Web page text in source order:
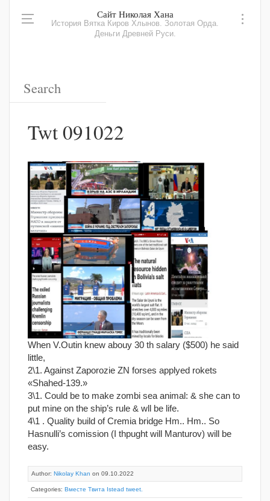
Сайт Николая Хана
История Вятка Киров Хлынов. Золотая Орда.
Деньги Древней Руси.
Twt 091022
When V.Outin knew abouy 30 th salary ($500) he said
little,
2\1. Against Zaporozie ZN forses applyed rokets
«Shahed-139.»
3\1. Could be to make zombi sea animal: & she can to
put mine on the ship’s rule & wll be life.
4\1 . Quality build of Cremia bridge Hm.. Hm.. So
Hasnulli’s comission (I thpught will Manturov) will be
easy.
Author: Nikolay Khan on 09.10.2022
Categories: Вместе Твита Istead tweet.